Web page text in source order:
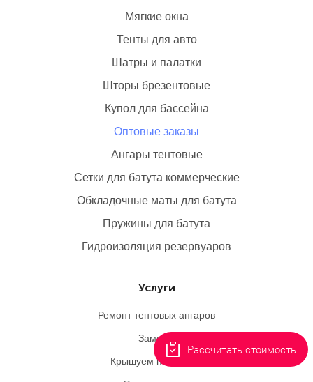
Мягкие окна
Тенты для авто
Шатры и палатки
Шторы брезентовые
Купол для бассейна
Оптовые заказы
Ангары тентовые
Сетки для батута коммерческие
Обкладочные маты для батута
Пружины для батута
Гидроизоляция резервуаров
Услуги
Ремонт тентовых ангаров
Замеры
Крышуем пингвинов
Рассчитать стоимость